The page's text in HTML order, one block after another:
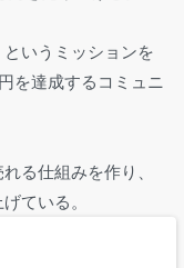
いうミッションを
を達成するコミュニ
る仕組みを作り、
ている。